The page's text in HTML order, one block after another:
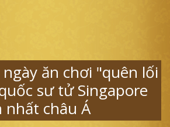
ăn chơi "quên lối
sư tử Singapore
nhất châu Á